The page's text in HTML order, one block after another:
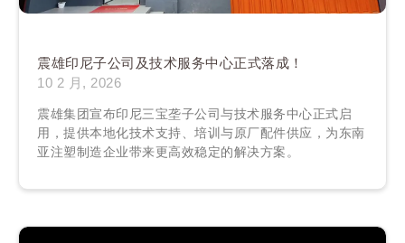
震雄印尼子公司及技术服务中心正式落成！
10 2 月, 2026
震雄集团宣布印尼三宝垄子公司与技术服务中心正式启
用，提供本地化技术支持、培训与原厂配件供应，为东南
亚注塑制造企业带来更高效稳定的解决方案。